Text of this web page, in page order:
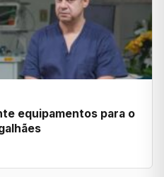
equipamentos para o